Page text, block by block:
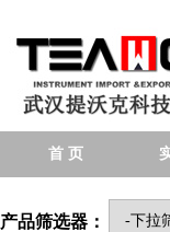
首 页
产品筛选器：